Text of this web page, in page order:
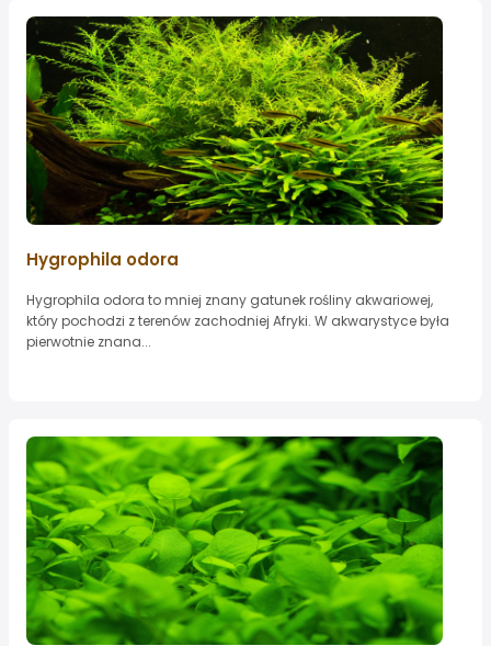
Hygrophila odora
Hygrophila odora to mniej znany gatunek rośliny akwariowej,
który pochodzi z terenów zachodniej Afryki. W akwarystyce była
pierwotnie znana...